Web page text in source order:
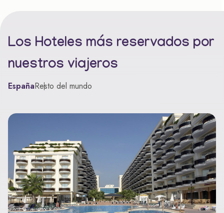
Los Hoteles más reservados por
nuestros viajeros
EspañaResto del mundo